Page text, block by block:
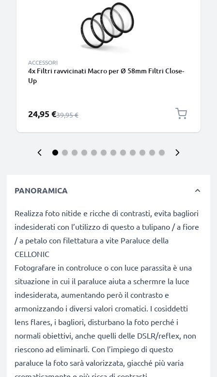
ACCESSORI
4x Filtri ravvicinati Macro per Ø 58mm Filtri Close-
Up
Prezzo speciale
24,95 €Prezzo normale
39,95 €
PANORAMICA
Realizza foto nitide e ricche di contrasti, evita bagliori
indesiderati con l’utilizzo di questo a tulipano / a fiore
/ a petalo con filettatura a vite Paraluce della
CELLONIC
Fotografare in controluce o con luce parassita è una
situazione in cui il paraluce aiuta a schermre la luce
indesiderata, aumentando però il contrasto e
armonizzando i diversi valori cromatici. I cosiddetti
lens flares, i bagliori, disturbano la foto perché i
normali obiettivi, anche quelli delle DSLR/reflex, non
riescono ad eliminarli. Con l’impiego di questo
paraluce la foto sarà valorizzata, giacché più varia